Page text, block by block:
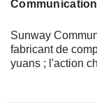
Sunway
fabricant de
yuans ; l'action